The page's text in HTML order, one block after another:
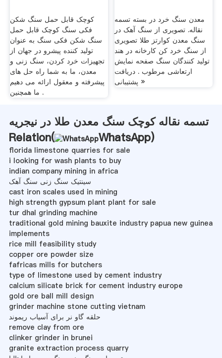
کوچک قابل حمل سنگ شکن
فکی سنگ کوچک قابل حمل
سنگ شکن فکی سنگ به عنوان
تولید کننده پیشرو در جهان از
تجهیزات خرد کردن، سنگ زنی و
معدن، ما به شما راه حل های
پیشرفته و معقول ارائه می دهیم
ما همچنین .
معدن سنگ خرد در بسته تسمه
نقاله. تصویری از سنگ آهک در
سنگ معدن کوارتز طلا تصویری
از سنگ خرد کن کارخانه در هند
تولید کنندگان سنگ صفحه نمایش
ارتعاشی مرطوب . دریافت
پشتیبانی »
تسمه نقاله کوچک سنگ معدن طلا در نیجریه
Relation(
WhatsApp)
florida limestone quarries for sale
i looking for wash plants to buy
indian company mining in africa
سینتیک سنگ زنی سنگ آهک
cast iron scales used in mining
high strength gypsum plant plant for sale
tur dhal grinding machine
traditional gold mining bauxite industry papua new guinea
implements
rice mill feasibility study
copper ore powder size
fafricas mills for butchers
type of limestone used by cement industry
calcium silicate brick for cement industry europe
gold ore ball mill design
grinder machine stone cutting vietnam
حلقه گاو نر برای آسیاب ریموند
remove clay from ore
clinker grinder in brunei
granite extraction process quarry